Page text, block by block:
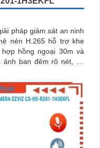
pháp giám sát an ninh
nén H.265 hỗ trợ khe
hồng ngoại 30m và
ban đêm rõ nét, có